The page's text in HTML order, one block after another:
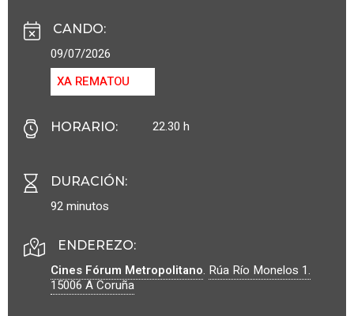
CANDO:
09/07/2026
XA REMATOU
HORARIO: 22.30 h
DURACIÓN:
92 minutos
ENDEREZO:
Cines Fórum Metropolitano. Rúa Río Monelos 1.
15006A Coruña